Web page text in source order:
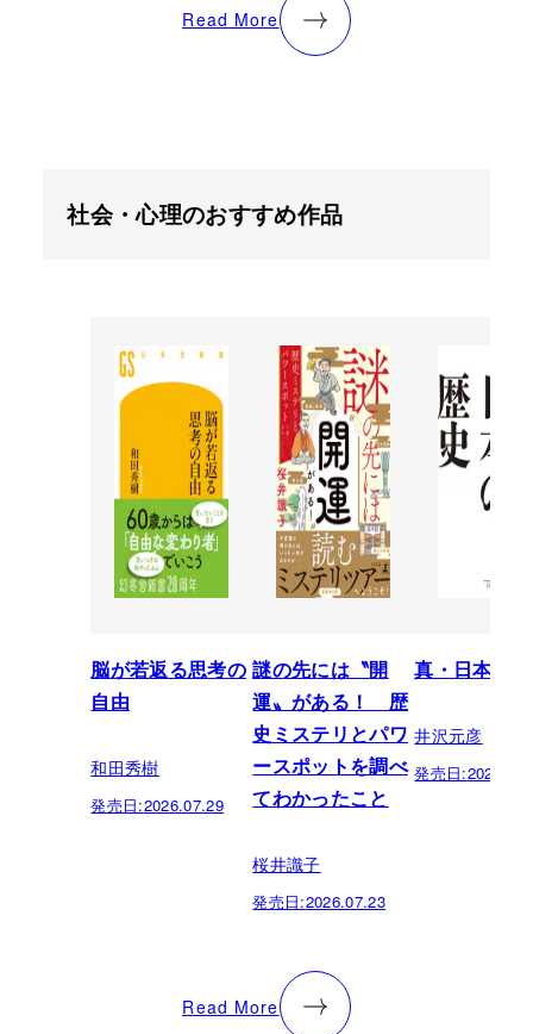
Read More
社会・心理のおすすめ作品
脳が若返る思考の
自由
和田秀樹
発売日:2026.07.29
謎の先には〝開
運〟がある！ 歴
史ミステリとパワ
ースポットを調べ
てわかったこと
桜井識子
発売日:2026.07.23
真・日本の
井沢元彦
発売日:
Read More